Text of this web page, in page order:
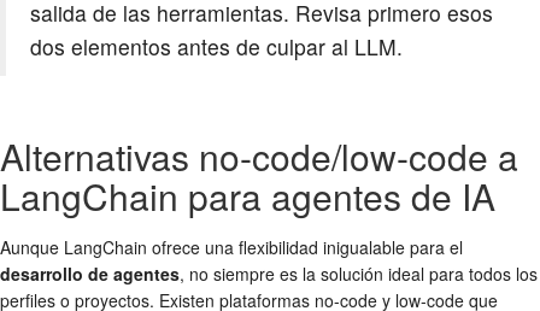
salida de las herramientas. Revisa primero esos
dos elementos antes de culpar al LLM.
Alternativas no-code/low-code a
LangChain para agentes de IA
Aunque LangChain ofrece una flexibilidad inigualable para el
desarrollo de agentes, no siempre es la solución ideal para todos los
perfiles o proyectos. Existen plataformas no-code y low-code que